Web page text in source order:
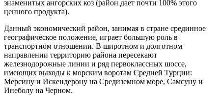
знамени­тых ангорских коз (район дает почти 100% этого
ценного продукта).
Данный экономический район, занимая в стране срединное
географическое поло­жение, играет большую роль в
транспорт­ном отношении. В широтном и долготном
направлении территорию района пересе­кают
железнодорожные линии и ряд пер­воклассных шоссе,
имеющих выходы к морским воротам Средней Турции:
Мерсину и Искендерону на Средиземном море, Самсуну и
Инеболу на Черном.